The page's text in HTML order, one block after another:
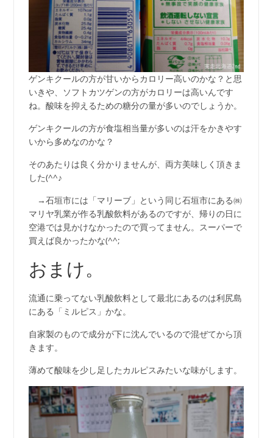
ゲンキクールの方が甘いからカロリー高いのかな？と思
いきや、ソフトカツゲンの方がカロリーは高いんです
ね。酸味を抑えるための糖分の量が多いのでしょうか。
ゲンキクールの方が食塩相当量が多いのは汗をかきやす
いから多めなのかな？
そのあたりは良く分かりませんが、両方美味しく頂きま
した(^^♪
→石垣市には「マリーブ」という同じ石垣市にある㈱
マリヤ乳業が作る乳酸飲料があるのですが、帰りの日に
空港では見かけなかったので買ってません。スーパーで
買えば良かったかな(^^;
おまけ。
流通に乗ってない乳酸飲料として最北にあるのは利尻島
にある「ミルピス」かな。
自家製のもので成分が下に沈んでいるので混ぜてから頂
きます。
薄めて酸味を少し足したカルピスみたいな味がします。